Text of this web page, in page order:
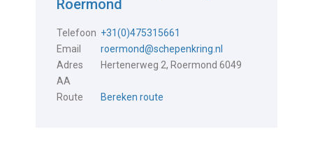
Roermond
Telefoon +31(0)475315661
Email
roermond@schepenkring.nl
Adres
Hertenerweg 2, Roermond 6049
AA
Route
Bereken route